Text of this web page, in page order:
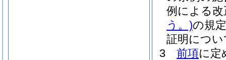
例による
う。)の規
証明につ
3
前項に定